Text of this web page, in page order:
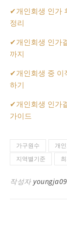
✔개인회생 인가
정리
✔개인회생 인가
까지
✔개인회생 중 이
하기
✔개인회생 인가
가이드
가구원수 개
지역별기준
작성자